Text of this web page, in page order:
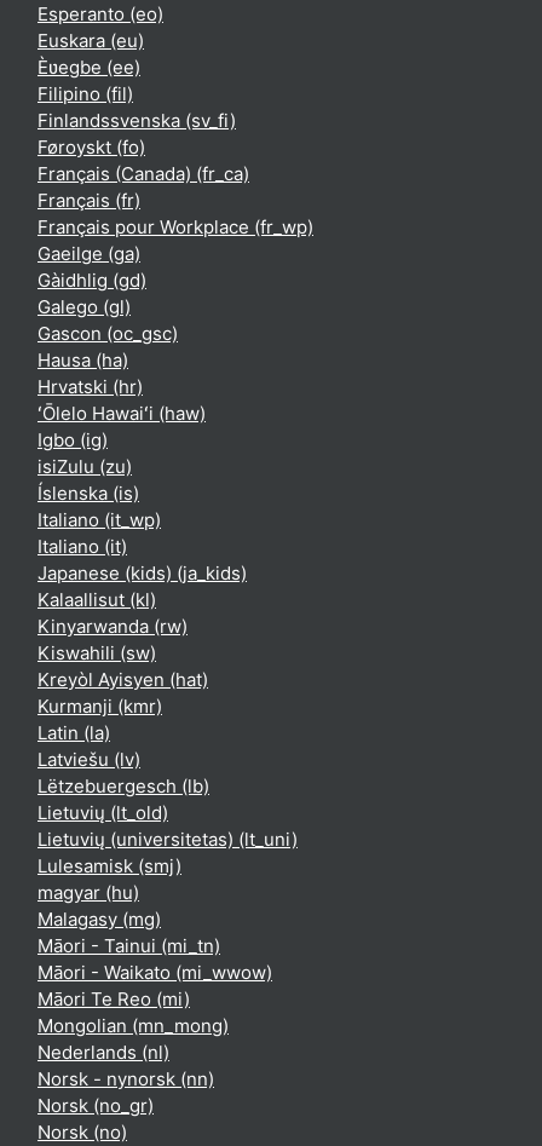
Esperanto ‎(eo)‎
Euskara ‎(eu)‎
Èʋegbe ‎(ee)‎
Filipino ‎(fil)‎
Finlandssvenska ‎(sv_fi)‎
Føroyskt ‎(fo)‎
Français (Canada) ‎(fr_ca)‎
Français ‎(fr)‎
Français pour Workplace ‎(fr_wp)‎
Gaeilge ‎(ga)‎
Gàidhlig ‎(gd)‎
Galego ‎(gl)‎
Gascon ‎(oc_gsc)‎
Hausa ‎(ha)‎
Hrvatski ‎(hr)‎
ʻŌlelo Hawaiʻi ‎(haw)‎
Igbo ‎(ig)‎
isiZulu ‎(zu)‎
Íslenska ‎(is)‎
Italiano ‎(it_wp)‎
Italiano ‎(it)‎
Japanese (kids) ‎(ja_kids)‎
Kalaallisut ‎(kl)‎
Kinyarwanda ‎(rw)‎
Kiswahili ‎(sw)‎
Kreyòl Ayisyen ‎(hat)‎
Kurmanji ‎(kmr)‎
Latin ‎(la)‎
Latviešu ‎(lv)‎
Lëtzebuergesch ‎(lb)‎
Lietuvių ‎(lt_old)‎
Lietuvių (universitetas) ‎(lt_uni)‎
Lulesamisk ‎(smj)‎
magyar ‎(hu)‎
Malagasy ‎(mg)‎
Māori - Tainui ‎(mi_tn)‎
Māori - Waikato ‎(mi_wwow)‎
Māori Te Reo ‎(mi)‎
Mongolian ‎(mn_mong)‎
Nederlands ‎(nl)‎
Norsk - nynorsk ‎(nn)‎
Norsk ‎(no_gr)‎
Norsk ‎(no)‎